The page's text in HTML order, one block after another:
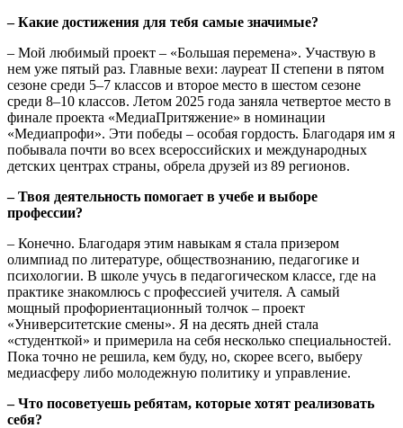
– Какие достижения для тебя самые значимые?
– Мой любимый проект – «Большая перемена». Участвую в
нем уже пятый раз. Главные вехи: лауреат II степени в пятом
сезоне среди 5–7 классов и второе место в шестом сезоне
среди 8–10 классов. Летом 2025 года заняла четвертое место в
финале проекта «МедиаПритяжение» в номинации
«Медиапрофи». Эти победы – особая гордость. Благодаря им я
побывала почти во всех всероссийских и международных
детских центрах страны, обрела друзей из 89 регионов.
– Твоя деятельность помогает в учебе и выборе
профессии?
– Конечно. Благодаря этим навыкам я стала призером
олимпиад по литературе, обществознанию, педагогике и
психологии. В школе учусь в педагогическом классе, где на
практике знакомлюсь с профессией учителя. А самый
мощный профориентационный толчок – проект
«Университетские смены». Я на десять дней стала
«студенткой» и примерила на себя несколько специальностей.
Пока точно не решила, кем буду, но, скорее всего, выберу
медиасферу либо молодежную политику и управление.
– Что посоветуешь ребятам, которые хотят реализовать
себя?